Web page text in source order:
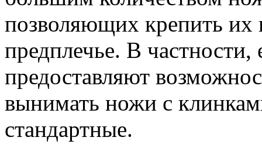
позволяющих крепить
предплечье. В
предоставляют
вынимать ножи с
стандартные.